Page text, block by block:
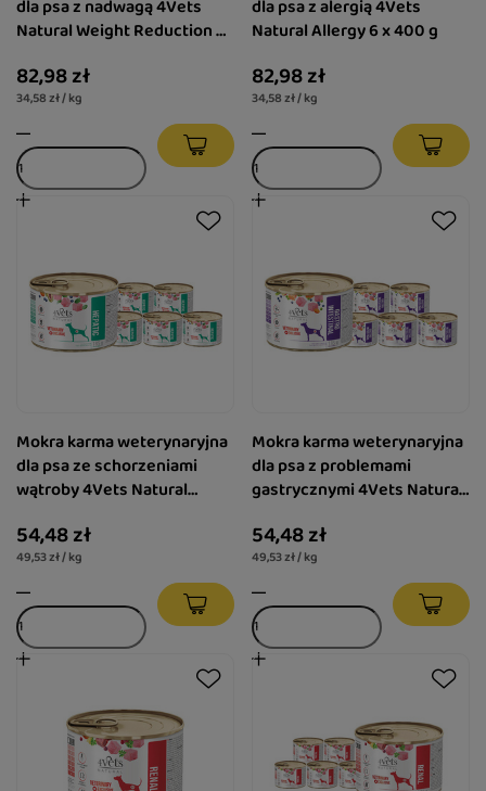
dla psa z nadwagą 4Vets
Natural Weight Reduction 6
82,98 zł
34,58 zł / kg
dla psa z alergią 4Vets
Natural Allergy 6 x 400 g
82,98 zł
34,58 zł / kg
Mokra karma weterynaryjna
dla psa ze schorzeniami
wątroby 4Vets Natural
54,48 zł
49,53 zł / kg
Mokra karma weterynaryjna
dla psa z problemami
gastrycznymi 4Vets Natural
185 g
54,48 zł
49,53 zł / kg